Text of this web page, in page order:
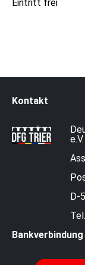
Eintritt frei
Kontakt
e.V.
D-
Bankverbindung